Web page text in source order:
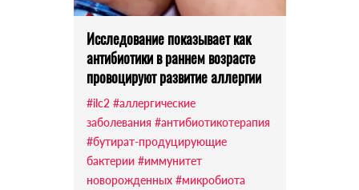
Исследование показывает как
антибиотики в раннем возрасте
провоцируют развитие аллергии
#ilc2 #аллергические
заболевания #антибиотикотерапия
#бутират-продуцирующие
бактерии #иммунитет
новорожденных #микробиота